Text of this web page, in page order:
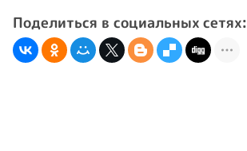
Поделиться в социальных сетях: